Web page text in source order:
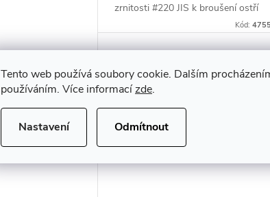
Tento web používá soubory cookie. Dalším
používáním. Více informacízde.
Nastavení Odmítnout
zrnitosti #220 JIS k broušení ostří
nožů, dlát, čepelí hoblíků a dalších.
Kód:4755